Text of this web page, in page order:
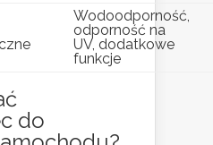
Wodoodporność,
odporność na
UV, dodatkowe
funkcje
do